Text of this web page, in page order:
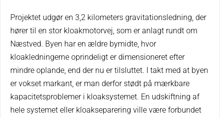
Projektet udgør en 3,2 kilometers gravitationsledning, der
hører til en stor kloakmotorvej, som er anlagt rundt om
Næstved. Byen har en ældre bymidte, hvor
kloakledningerne oprindeligt er dimensioneret efter
mindre oplande, end der nu er tilsluttet. I takt med at byen
er vokset markant, er man derfor stødt på mærkbare
kapacitetsproblemer i kloaksystemet. En udskiftning af
hele systemet eller kloakseparering ville være forbundet